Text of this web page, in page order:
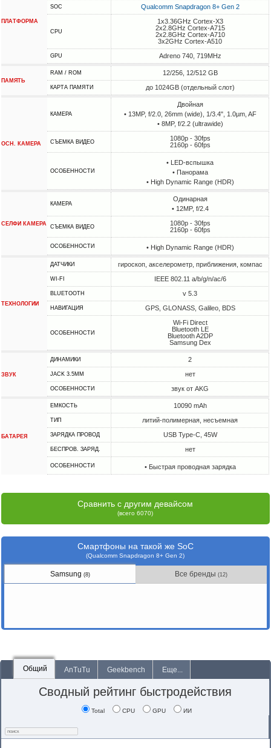
ПЛАТФОРМА
SOC Qualcomm Snapdragon 8+ Gen 2
CPU
1x3.36GHz Cortex-X3
2x2.8GHz Cortex-A715
2x2.8GHz Cortex-A710
3x2GHz Cortex-A510
GPU Adreno 740, 719MHz
ПАМЯТЬ
RAM / ROM 12/256, 12/512 GB
КАРТА ПАМЯТИ до 1024GB (отдельный слот)
ОСН. КАМЕРА
КАМЕРА
Двойная
• 13MP, f/2.0, 26mm (wide), 1/3.4", 1.0µm, AF
• 8MP, f/2.2 (ultrawide)
СЪЕМКА ВИДЕО
1080p - 30fps
2160p - 60fps
ОСОБЕННОСТИ
• LED-вспышка
• Панорама
• High Dynamic Range (HDR)
СЕЛФИ КАМЕРА
КАМЕРА
Одинарная
• 12MP, f/2.4
СЪЕМКА ВИДЕО
1080p - 30fps
2160p - 60fps
ОСОБЕННОСТИ • High Dynamic Range (HDR)
ТЕХНОЛОГИИ
ДАТЧИКИ гироскоп, акселерометр, приближения, компас
WI-FI IEEE 802.11 a/b/g/n/ac/6
BLUETOOTH v 5.3
НАВИГАЦИЯ GPS, GLONASS, Galileo, BDS
ОСОБЕННОСТИ
Wi-Fi Direct
Bluetooth LE
Bluetooth A2DP
Samsung Dex
ЗВУК
ДИНАМИКИ 2
JACK 3.5MM нет
ОСОБЕННОСТИ звук от AKG
БАТАРЕЯ
ЕМКОСТЬ 10090 mAh
ТИП литий-полимерная, несъемная
ЗАРЯДКА ПРОВОД USB Type-C, 45W
БЕСПРОВ. ЗАРЯД. нет
ОСОБЕННОСТИ • Быстрая проводная зарядка
Сравнить с другим девайсом
(всего 6070)
Смартфоны на такой же SoC
(Qualcomm Snapdragon 8+ Gen 2)
Samsung (8) Все бренды(12)
Общий AnTuTu Geekbench Еще...
Сводный рейтинг быстродействия
Total CPU GPU ИИ